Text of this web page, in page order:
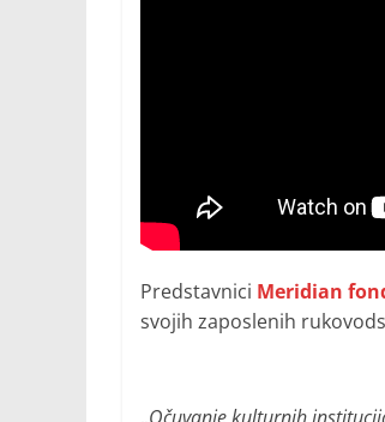
Predstavnici Meridian
svojih zaposlenih